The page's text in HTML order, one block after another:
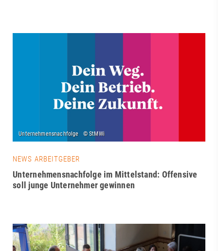
NEWS ARBEITGEBER
Unternehmensnachfolge im Mittelstand: Offensive
soll junge Unternehmer gewinnen